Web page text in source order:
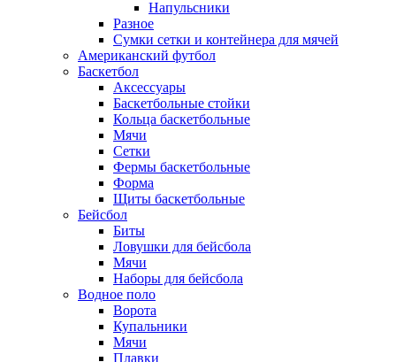
Напульсники
Разное
Сумки сетки и контейнера для мячей
Американский футбол
Баскетбол
Аксессуары
Баскетбольные стойки
Кольца баскетбольные
Мячи
Сетки
Фермы баскетбольные
Форма
Щиты баскетбольные
Бейсбол
Биты
Ловушки для бейсбола
Мячи
Наборы для бейсбола
Водное поло
Ворота
Купальники
Мячи
Плавки